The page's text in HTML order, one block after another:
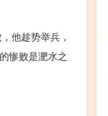
他趁势举兵，
惨败是淝水之